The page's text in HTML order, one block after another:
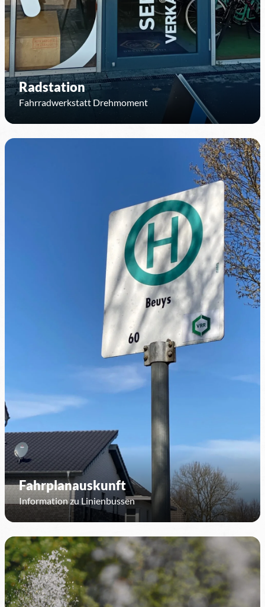
Radstation
Fahrradwerkstatt Drehmoment
Fahrplanauskunft
Information zu Linienbussen